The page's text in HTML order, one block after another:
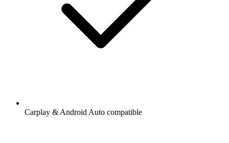
Carplay & Android Auto compatible